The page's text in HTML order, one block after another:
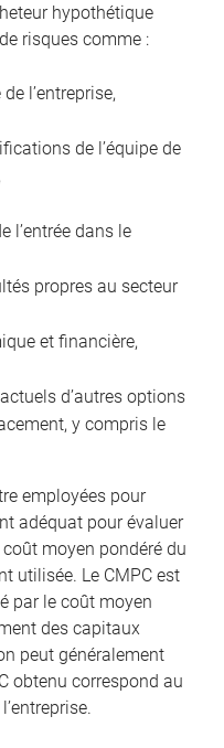
hypothétique
risques comme :
l’entreprise,
de l’équipe de
l’entrée dans le
propres au secteur
et financière,
d’autres options
y compris le
employées pour
adéquat pour évaluer
moyen pondéré du
utilisée. Le CMPC est
par le coût moyen
des capitaux
peut généralement
obtenu correspond au